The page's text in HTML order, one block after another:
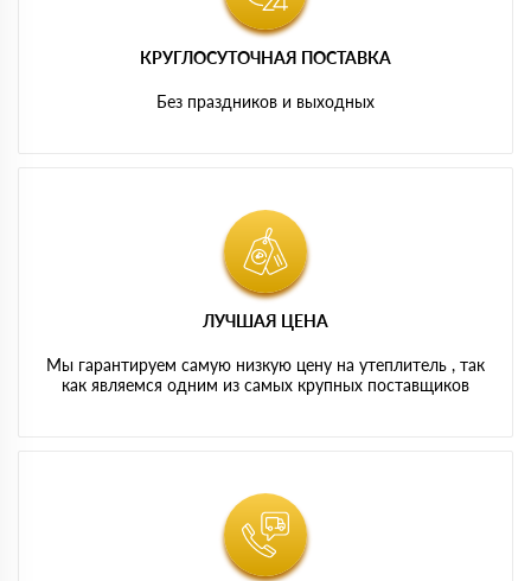
КРУГЛОСУТОЧНАЯ ПОСТАВКА
Без праздников и выходных
ЛУЧШАЯ ЦЕНА
Мы гарантируем самую низкую цену на утеплитель , так
как являемся одним из самых крупных поставщиков